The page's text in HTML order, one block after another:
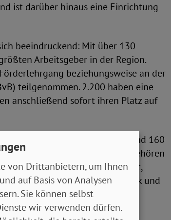
ist darüber hinaus eine Einrichtung
beeindruckend: Mit über 130
Arbeitsgeber in der Region.
beziehungsweise an der
teilgenommen. 2.200 haben eine
anschließend sofort ihren Platz auf
an der BvB teil, während 160
absolvieren – dazu gehören
Ernährung, Hauswirtschaft,
/ Verwaltung, Farbtechnik und
von Drittanbietern, um Ihnen
auf Basis von Analysen
Sie können selbst
wir verwenden dürfen.